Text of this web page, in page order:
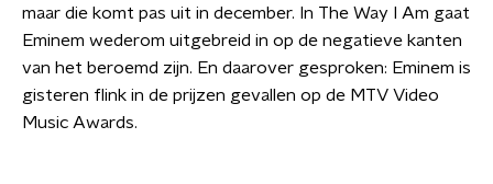
maar die komt pas uit in december. In The Way I Am gaat
Eminem wederom uitgebreid in op de negatieve kanten
van het beroemd zijn. En daarover gesproken: Eminem is
gisteren flink in de prijzen gevallen op de MTV Video
Music Awards.